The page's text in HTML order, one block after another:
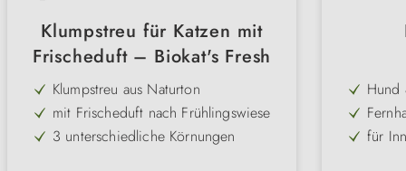
Klumpstreu für Katzen mit
Frischeduft – Biokat's Fresh
Klumpstreu aus Naturton
mit Frischeduft nach Frühlingswiese
3 unterschiedliche Körnungen
Hund
für